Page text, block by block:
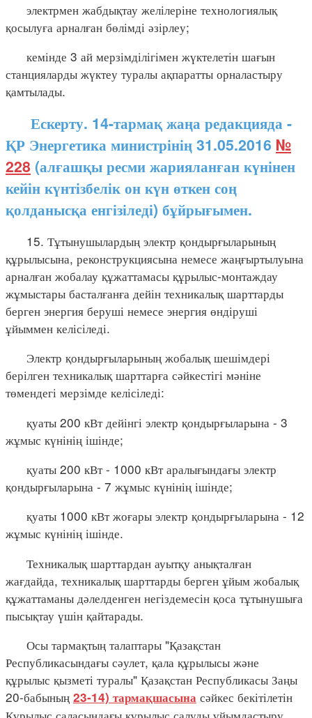
электрмен жабдықтау желілеріне технологиялық
қосылуға арналған бөлімді әзірлеу;
кемінде 3 ай мерзімділігімен жүктелетін шағын
станцияларды жүктеу туралы ақпаратты орналастыру
қамтылады.
Ескерту. 14-тармақ жаңа редакцияда -
ҚР Энергетика министрінің 31.05.2016 №
228 (алғашқы ресми жарияланған күнінен
кейін күнтізбелік он күн өткен соң
қолданысқа енгізіледі) бұйрығымен.
15. Тұтынушылардың электр қондырғыларының
құрылысына, реконструкциясына немесе жаңғыртылуына
арналған жобалау құжаттамасы құрылыс-монтаждау
жұмыстары басталғанға дейін техникалық шарттарды
берген энергия беруші немесе энергия өндіруші
ұйыммен келісіледі.
Электр қондырғыларының жобалық шешімдері
берілген техникалық шарттарға сәйкестігі мәніне
төмендегі мерзімде келісіледі:
қуаты 200 кВт дейінгі электр қондырғыларына - 3
жұмыс күнінің ішінде;
қуаты 200 кВт - 1000 кВт аралығындағы электр
қондырғыларына - 7 жұмыс күнінің ішінде;
қуаты 1000 кВт жоғары электр қондырғыларына - 12
жұмыс күнінің ішінде.
Техникалық шарттардан ауытқу анықталған
жағдайда, техникалық шарттарды берген ұйым жобалық
құжаттаманы дәлелденген негіздемесін қоса тұтынушыға
пысықтау үшін қайтарады.
Осы тармақтың талаптары "Қазақстан
Республикасындағы сәулет, қала құрылысы және
құрылыс қызметі туралы" Қазақстан Республикасы Заңы
20-бабының 23-14) тармақшасына сәйкес бекітілетін